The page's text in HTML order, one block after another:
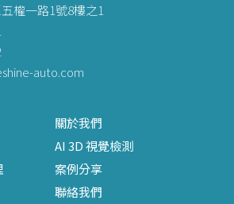
權一路1號8樓之1
auto.com
關於我們
AI 3D 視覺檢測
案例分享
聯絡我們